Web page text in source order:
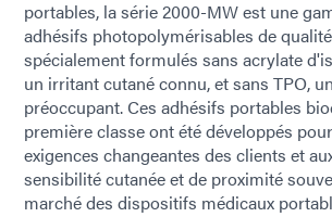
portables, la série 2000-MW est une
adhésifs photopolymérisables de
spécialement formulés sans acrylate
un irritant cutané connu, et sans TPO,
préoccupant. Ces adhésifs portables
première classe ont été développés
exigences changeantes des clients et
sensibilité cutanée et de proximité
marché des dispositifs médicaux